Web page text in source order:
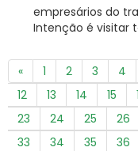
empresários do
Intenção é visitar
« 1 2 3 4
12
13 14 15
23
24 25 26
33
34 35 36